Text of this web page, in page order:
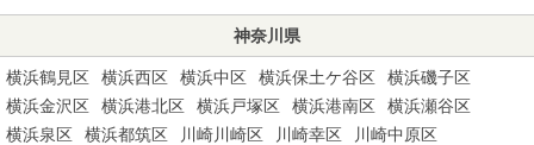
神奈川県
横浜鶴見区 横浜西区 横浜中区 横浜保土ケ谷区
横浜磯子区
横浜金沢区
横浜港北区 横浜戸塚区 横浜港南区
横浜瀬谷区
横浜泉区
横浜都筑区 川崎川崎区 川崎幸区
川崎中原区